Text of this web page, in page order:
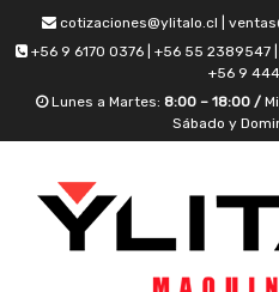
cotizaciones@ylitalo.cl |
+56 9 6170 0376 | +56 55 2389547
+56 9
Lunes a Martes: 8:00 – 18:00 /
Sábado y